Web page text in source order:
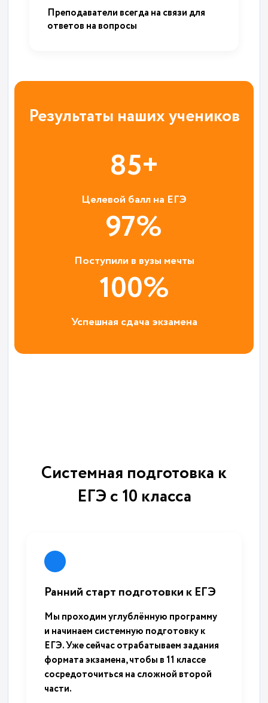
Преподаватели всегда на связи для
ответов на вопросы
Результаты наших учеников
85+
Целевой балл на ЕГЭ
97%
Поступили в вузы мечты
100%
Успешная сдача экзамена
Системная подготовка к
ЕГЭ с 10 класса
Ранний старт подготовки к ЕГЭ
Мы проходим углублённую программу
и начинаем системную подготовку к
ЕГЭ. Уже сейчас отрабатываем задания
формата экзамена, чтобы в 11 классе
сосредоточиться на сложной второй
части.